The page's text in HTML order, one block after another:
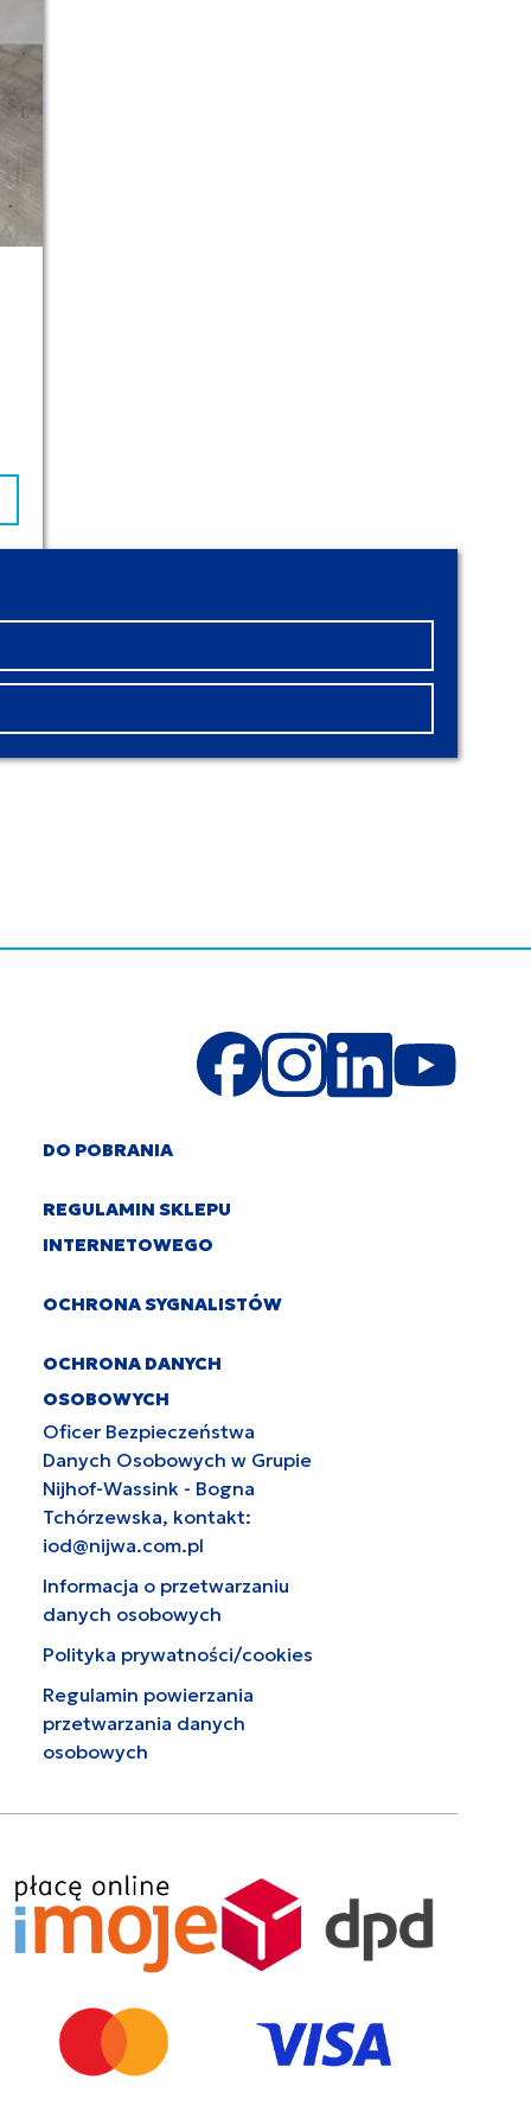
DO POBRANIA
REGULAMIN SKLEPU
INTERNETOWEGO
OCHRONA SYGNALISTÓW
OCHRONA DANYCH
OSOBOWYCH
Oficer Bezpieczeństwa
Danych Osobowych w Grupie
Nijhof-Wassink - Bogna
Tchórzewska, kontakt:
iod@nijwa.com.pl
Informacja o przetwarzaniu
danych osobowych
Polityka prywatności/cookies
Regulamin powierzania
przetwarzania danych
osobowych